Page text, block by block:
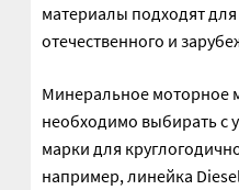
Узлы МОК АГУ
Фильтры масляные
материалы подходят
отечественного и
Минеральное моторное
необходимо выбирать с
марки для
например, линейка